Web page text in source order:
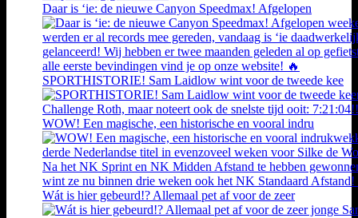
Daar is ‘ie: de nieuwe Canyon Speedmax! Afgelopen
SPORTHISTORIE! Sam Laidlow wint voor de tweede kee
WOW! Een magische, een historische en vooral indru
Wát is hier gebeurd!? Allemaal pet af voor de zeer